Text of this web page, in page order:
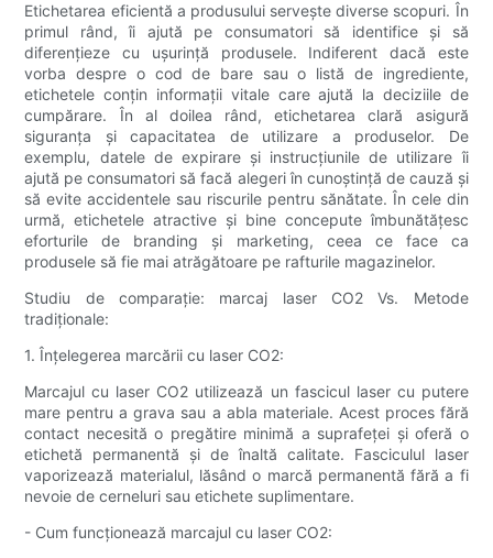
Etichetarea eficientă a produsului servește diverse scopuri. În
primul rând, îi ajută pe consumatori să identifice și să
diferențieze cu ușurință produsele. Indiferent dacă este
vorba despre o cod de bare sau o listă de ingrediente,
etichetele conțin informații vitale care ajută la deciziile de
cumpărare. În al doilea rând, etichetarea clară asigură
siguranța și capacitatea de utilizare a produselor. De
exemplu, datele de expirare și instrucțiunile de utilizare îi
ajută pe consumatori să facă alegeri în cunoștință de cauză și
să evite accidentele sau riscurile pentru sănătate. În cele din
urmă, etichetele atractive și bine concepute îmbunătățesc
eforturile de branding și marketing, ceea ce face ca
produsele să fie mai atrăgătoare pe rafturile magazinelor.
Studiu de comparație: marcaj laser CO2 Vs. Metode
tradiționale:
1. Înțelegerea marcării cu laser CO2:
Marcajul cu laser CO2 utilizează un fascicul laser cu putere
mare pentru a grava sau a abla materiale. Acest proces fără
contact necesită o pregătire minimă a suprafeței și oferă o
etichetă permanentă și de înaltă calitate. Fasciculul laser
vaporizează materialul, lăsând o marcă permanentă fără a fi
nevoie de cerneluri sau etichete suplimentare.
- Cum funcționează marcajul cu laser CO2: